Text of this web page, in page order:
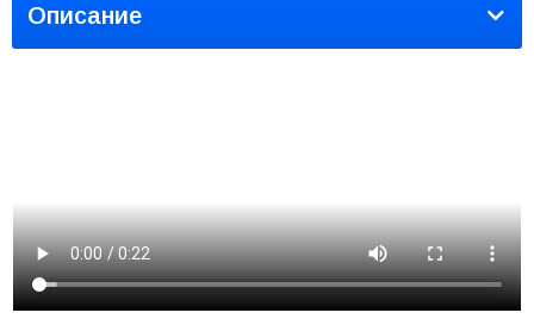
Описание